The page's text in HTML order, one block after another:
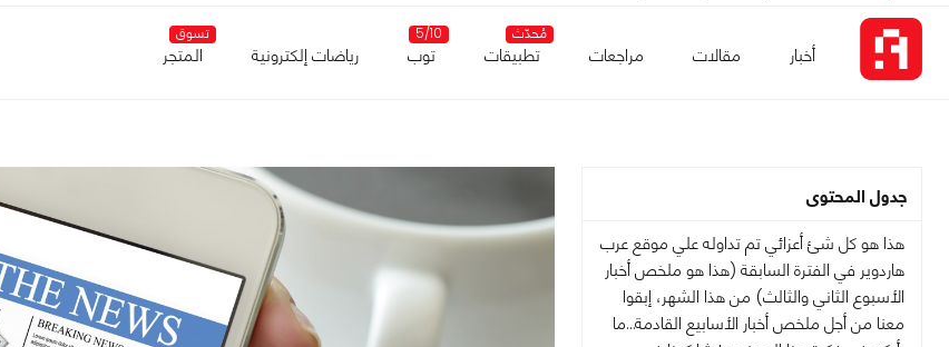
أخبار مقالات مراجعات
مُحدّث
تطبيقات
5/10
توب رياضات إلكترونية
تسوق
المتجر
جدول المحتوى
هذا هو كل شئ أعزائي تم تداوله علي موقع عرب
هاردوير في الفترة السابقة (هذا هو ملخص أخبار
الأسبوع الثاني والثالث) من هذا الشهر، إبقوا
معنا من أجل ملخص أخبار الأسابيع القادمة…ما